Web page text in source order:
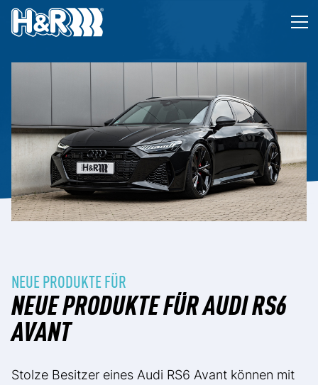
Zum Inhalt springen
NEUE PRODUKTE FÜR
NEUE PRODUKTE FÜR AUDI RS6
AVANT
Stolze Besitzer eines Audi RS6 Avant können mit